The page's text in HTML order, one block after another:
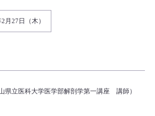
月27日（木）
立医科大学医学部解剖学第一講座 講師）